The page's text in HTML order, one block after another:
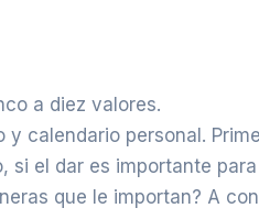
a diez valores.
y calendario personal.
si el dar es importante
que le importan? A